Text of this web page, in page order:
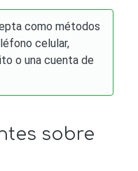
como métodos
celular,
o una cuenta de
sobre